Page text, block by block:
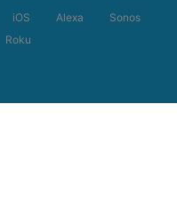
iOS Alexa
Sonos
Roku